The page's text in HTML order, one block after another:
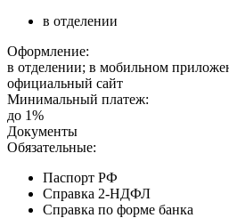
в отделении
Оформление:
в отделении; в мобильном
официальный сайт
Минимальный платеж:
до 1%
Документы
Обязательные:
Паспорт РФ
Справка 2-НДФЛ
Справка по форме банка